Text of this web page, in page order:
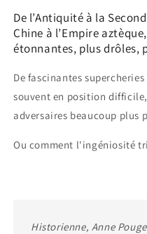
De l’Antiquité à la
Chine à l’Empire
étonnantes, plus drôles,
De fascinantes
souvent en position
adversaires beaucoup plus
Ou comment l'ingéniosité
Historienne, Anne